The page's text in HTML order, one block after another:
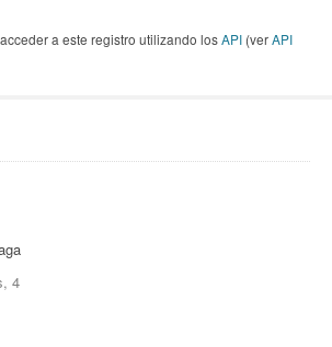
a este registro utilizando losAPI (verAPI
4